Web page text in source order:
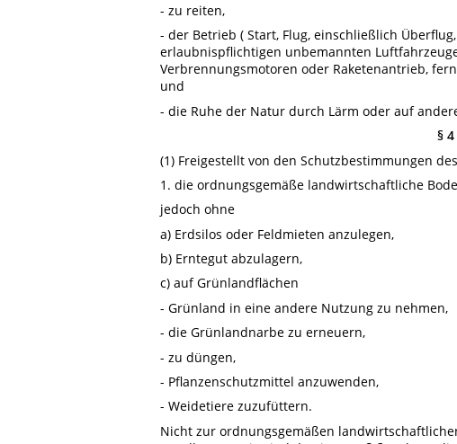
- zu reiten,
- der Betrieb ( Start, Flug, einschließlich
erlaubnispflichtigen unbemannten
Verbrennungsmotoren oder Raketenantrieb,
und
- die Ruhe der Natur durch Lärm oder auf
§
(1) Freigestellt von den Schutzbestimmungen
1. die ordnungsgemäße landwirtschaftliche
jedoch ohne
a) Erdsilos oder Feldmieten anzulegen,
b) Erntegut abzulagern,
c) auf Grünlandflächen
- Grünland in eine andere Nutzung zu nehmen,
- die Grünlandnarbe zu erneuern,
- zu düngen,
- Pflanzenschutzmittel anzuwenden,
- Weidetiere zuzufüttern.
Nicht zur ordnungsgemäßen